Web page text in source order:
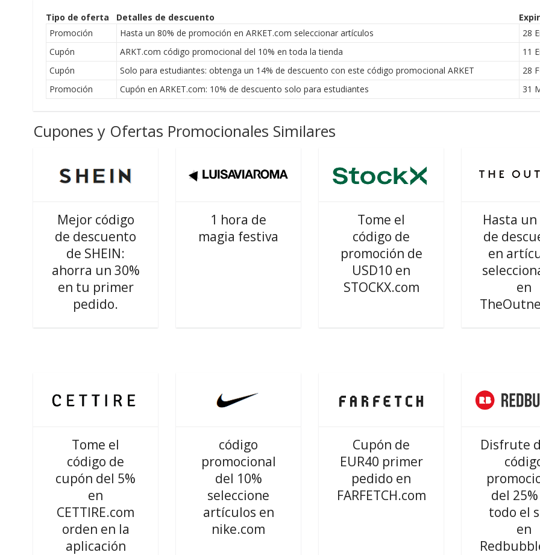
Tipo de oferta Detalles de descuento
Promoción
Hasta un 80% de promoción en ARKET.com seleccionar artículos
28
Cupón
ARKT.com código promocional del 10% en toda la tienda
11
Cupón
Solo para estudiantes: obtenga un 14% de descuento con este código promocional ARKET
28
Promoción
Cupón en ARKET.com: 10% de descuento solo para estudiantes 31
Cupones y Ofertas Promocionales Similares
Mejor código
de descuento
de SHEIN:
ahorra un 30%
en tu primer
pedido.
1 hora de
magia festiva
Tome el
código de
promoción de
USD10 en
STOCKX.com
Hasta un
de
en
en
Tome el
código de
cupón del 5%
en
CETTIRE.com
orden en la
aplicación
código
promocional
del 10%
seleccione
artículos en
nike.com
Cupón de
EUR40 primer
pedido en
FARFETCH.com
Disfrute
del
todo el
en